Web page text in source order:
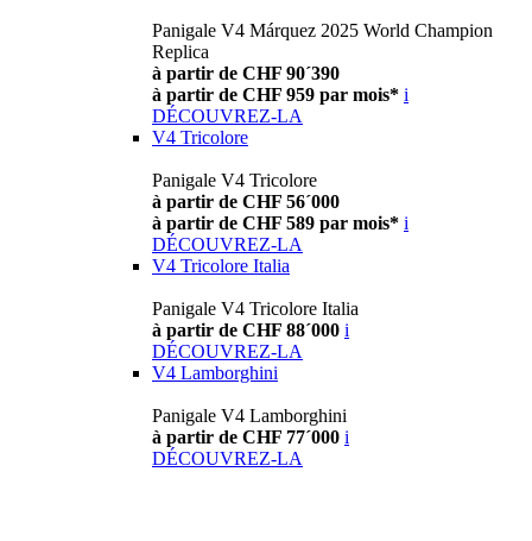
Panigale V4 Márquez 2025 World Champion
Replica
à partir de CHF 90´390
à partir de CHF 959 par mois* i
DÉCOUVREZ-LA
V4 Tricolore
Panigale V4 Tricolore
à partir de CHF 56´000
à partir de CHF 589 par mois* i
DÉCOUVREZ-LA
V4 Tricolore Italia
Panigale V4 Tricolore Italia
à partir de CHF 88´000 i
DÉCOUVREZ-LA
V4 Lamborghini
Panigale V4 Lamborghini
à partir de CHF 77´000 i
DÉCOUVREZ-LA